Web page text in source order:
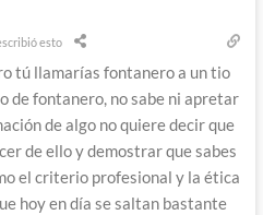
esto
tú llamarías fontanero a un tio
de fontanero, no sabe ni apretar
de algo no quiere decir que
de ello y demostrar que sabes
el criterio profesional y la ética
hoy en día se saltan bastante